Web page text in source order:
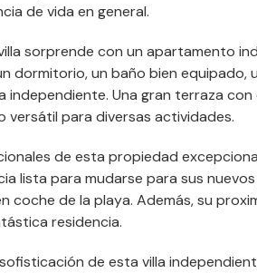
de vida en general.
sorprende con un apartamento
dormitorio, un baño bien equipado,
independiente. Una gran terraza
versátil para diversas actividades.
de esta propiedad
lista para mudarse para sus
coche de la playa. Además, su
residencia.
de esta villa